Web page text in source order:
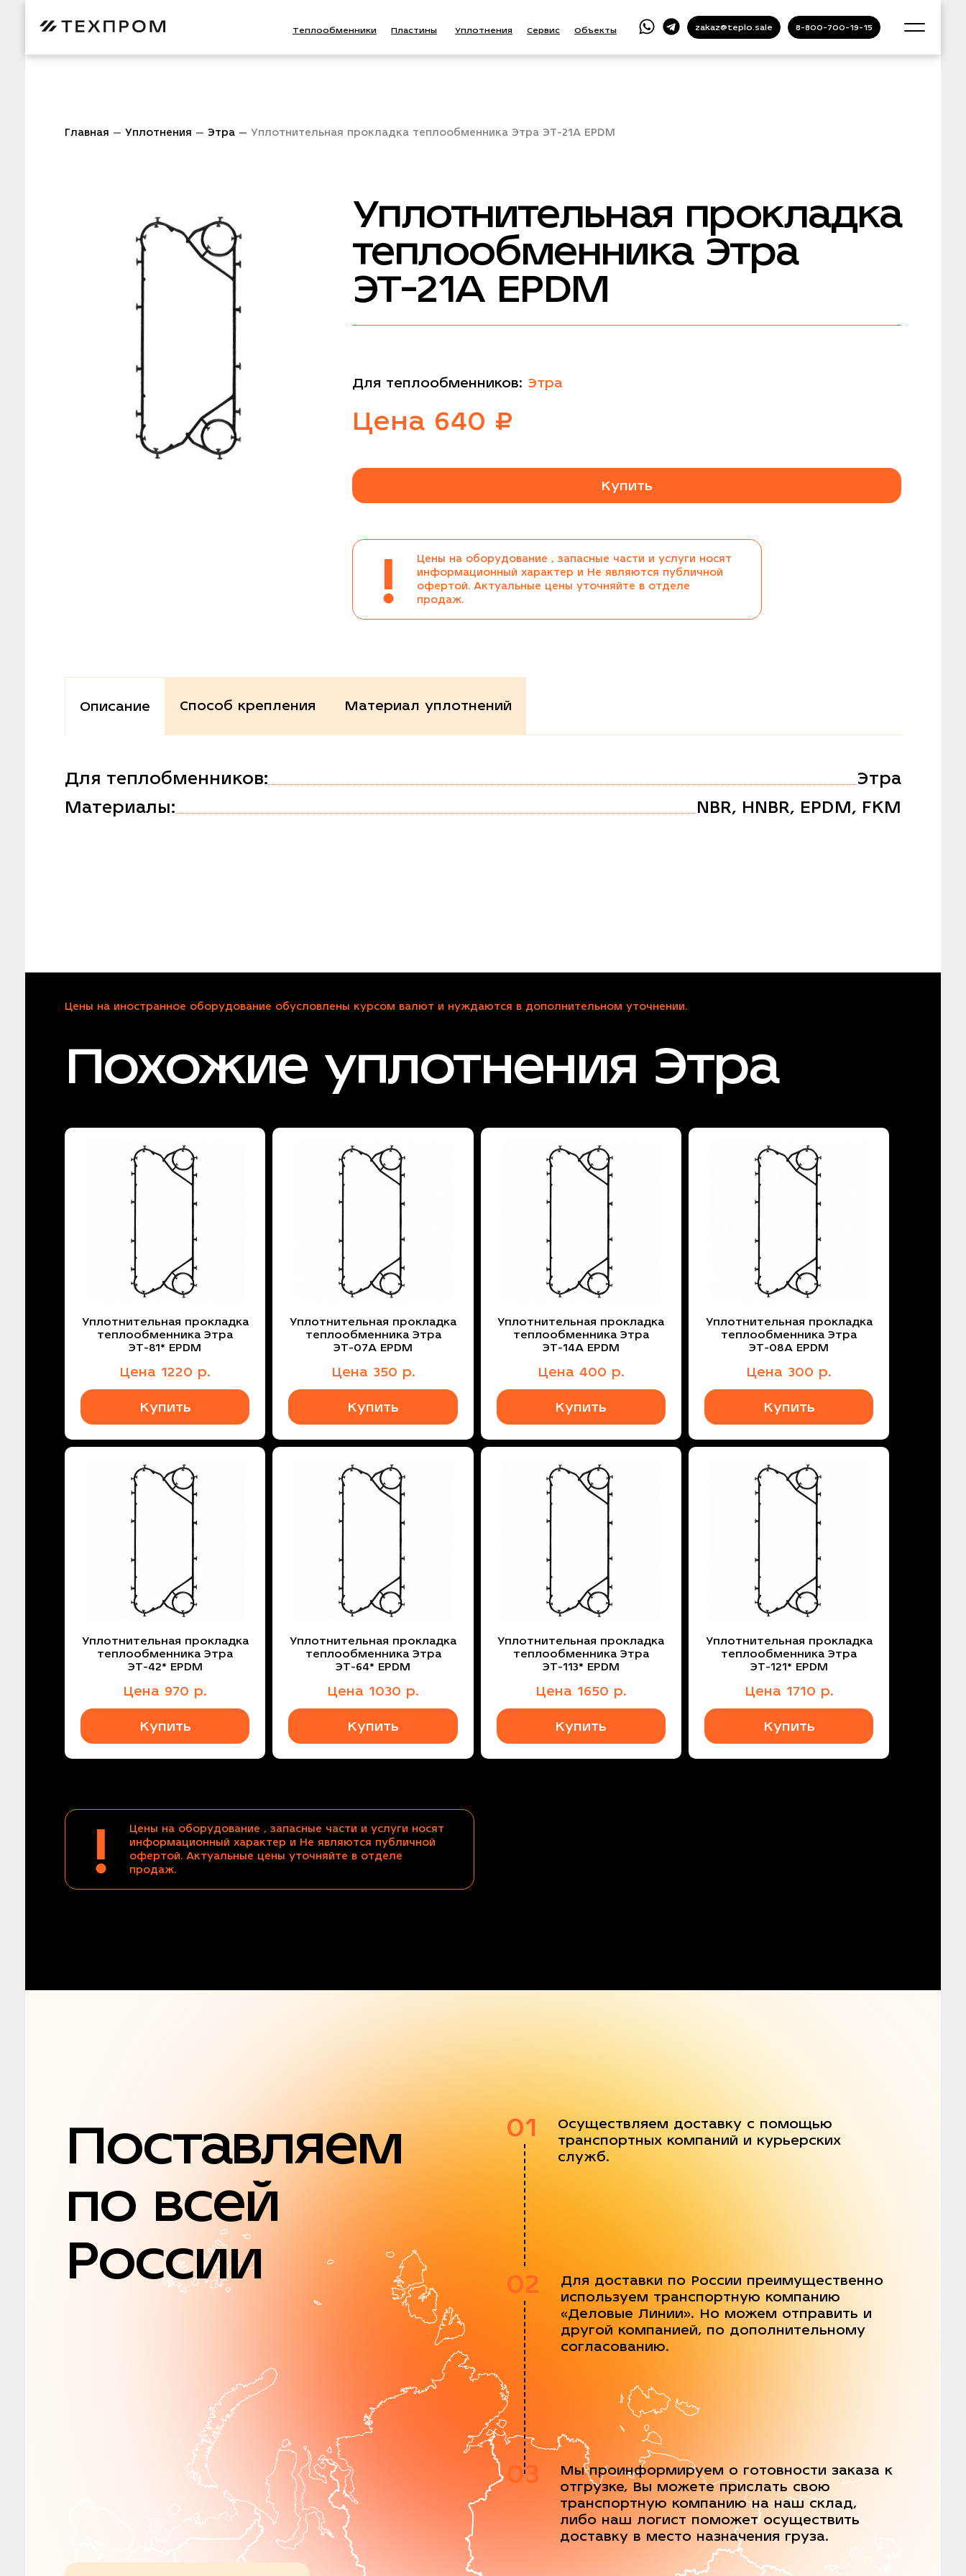
Теплообменники Пластины Уплотнения Сервис Объекты zakaz@teplo.sale 8-800-700-19-15
Главная Уплотнения Этра Уплотнительная прокладка теплообменника Этра ЭТ-21A EPDM
Уплотнительная прокладка
теплообменника Этра
ЭТ-21A EPDM
Для теплообменников: Этра
Цена 640 ₽
Купить
!
Цены на оборудование , запасные части и услуги носят
информационный характер и Не являются публичной
офертой. Актуальные цены уточняйте в отделе
продаж.
Описание Способ крепления Материал уплотнений
Для теплобменников:
Этра
Материалы:
NBR, HNBR, EPDM, FKM
Цены на иностранное оборудование обусловлены курсом валют и нуждаются в дополнительном уточнении.
Похожие уплотнения Этра
Уплотнительная прокладка
теплообменника Этра
ЭТ-81* EPDM
Цена 1220 р.
Купить
Уплотнительная прокладка
теплообменника Этра
ЭТ-07A EPDM
Цена 350 р.
Купить
Уплотнительная прокладка
теплообменника Этра
ЭТ-14A EPDM
Цена 400 р.
Купить
Уплотнительная прокладка
теплообменника Этра
ЭТ-08A EPDM
Цена 300 р.
Купить
Уплотнительная прокладка
теплообменника Этра
ЭТ-42* EPDM
Цена 970 р.
Купить
Уплотнительная прокладка
теплообменника Этра
ЭТ-64* EPDM
Цена 1030 р.
Купить
Уплотнительная прокладка
теплообменника Этра
ЭТ-113* EPDM
Цена 1650 р.
Купить
Уплотнительная прокладка
теплообменника Этра
ЭТ-121* EPDM
Цена 1710 р.
Купить
!
Цены на оборудование , запасные части и услуги носят
информационный характер и Не являются публичной
офертой. Актуальные цены уточняйте в отделе
продаж.
Поставляем
по всей
России
01
Осуществляем доставку с помощью
транспортных компаний и курьерских
служб.
02
Для доставки по России преимущественно
используем транспортную компанию
«Деловые Линии». Но можем отправить и
другой компанией, по дополнительному
согласованию.
03
Мы проинформируем о готовности заказа к
отгрузке, Вы можете прислать свою
транспортную компанию на наш склад,
либо наш логист поможет осуществить
доставку в место назначения груза.